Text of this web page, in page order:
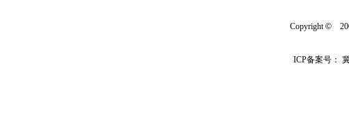
Copyright©
ICP备案号：